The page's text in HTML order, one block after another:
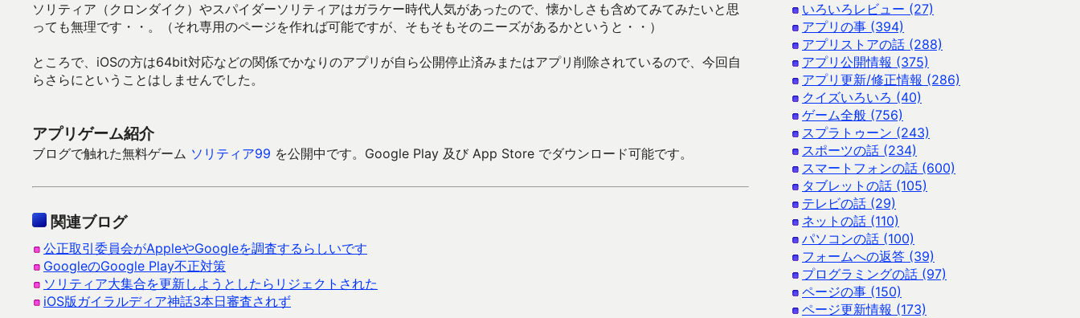
ソリティア（クロンダイク）やスパイダーソリティアはガラケー時代人気があったので、懐かしさも含めてみてみたいと思
っても無理です・・。（それ専用のページを作れば可能ですが、そもそもそのニーズがあるかというと・・）
ところで、iOSの方は64bit対応などの関係でかなりのアプリが自ら公開停止済みまたはアプリ削除されているので、今回自
らさらにということはしませんでした。
アプリゲーム紹介
ブログで触れた無料ゲーム ソリティア99 を公開中です。Google Play 及び App Store でダウンロード可能です。
関連ブログ
公正取引委員会がAppleやGoogleを調査するらしいです
GoogleのGoogle Play不正対策
ソリティア大集合を更新しようとしたらリジェクトされた
iOS版ガイラルディア神話3本日審査されず
いろいろレビュー (27)
アプリの事 (394)
アプリストアの話 (288)
アプリ公開情報 (375)
アプリ更新/修正情報 (286)
クイズいろいろ (40)
ゲーム全般 (756)
スプラトゥーン (243)
スポーツの話 (234)
スマートフォンの話 (600)
タブレットの話 (105)
テレビの話 (29)
ネットの話 (110)
パソコンの話 (100)
フォームへの返答 (39)
プログラミングの話 (97)
ページの事 (150)
ページ更新情報 (173)